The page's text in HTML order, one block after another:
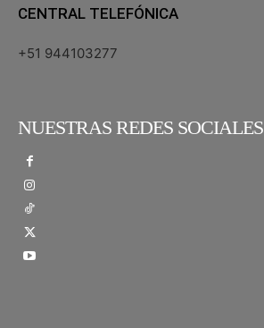
CENTRAL TELEFÓNICA
+51 944103277
NUESTRAS REDES SOCIALES